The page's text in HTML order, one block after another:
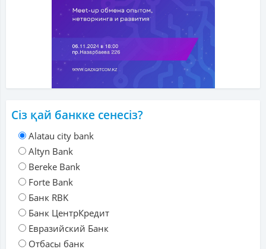
Сіз қай банкке сенесіз?
Alatau city bank
Altyn Bank
Bereke Bank
Forte Bank
Банк RBK
Банк ЦентрКредит
Евразийский Банк
Отбасы банк